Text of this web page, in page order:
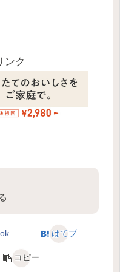
ンク
はてブ
コピー